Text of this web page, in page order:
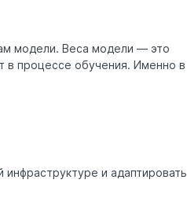
модели. Веса модели — это
в процессе обучения. Именно в
и адаптировать